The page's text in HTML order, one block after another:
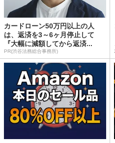
カードローン50万円以上の人
は、返済を3～6ヶ月停止して
『大幅に減額してから返済...
PR(渋谷法務総合事務所)